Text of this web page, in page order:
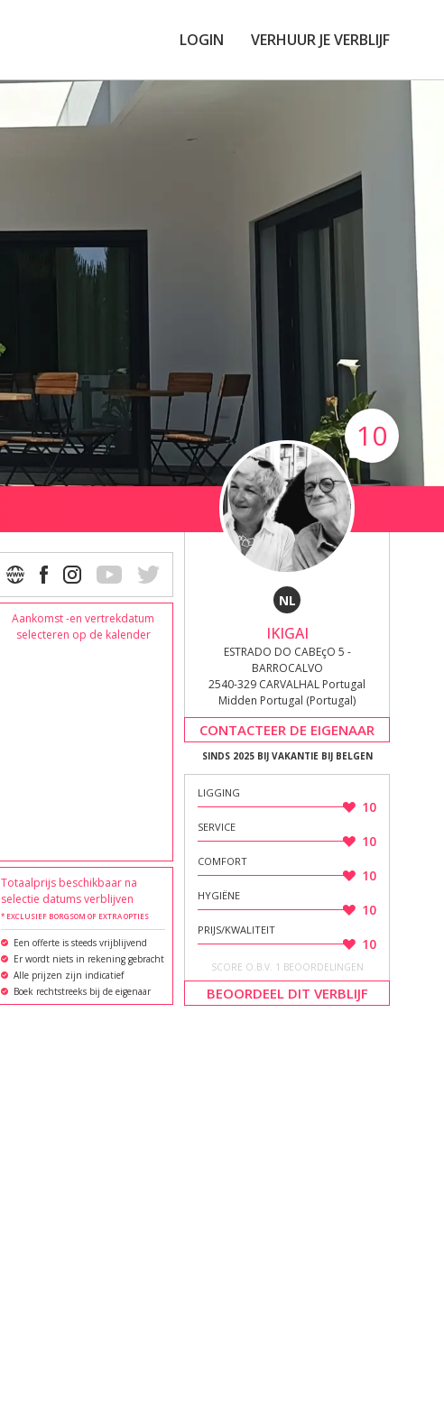
LOGIN VERHUUR JE VERBLIJF
Aankomst -en vertrekdatum
selecteren op de kalender
Totaalprijs beschikbaar na
selectie datums verblijven
* EXCLUSIEF BORGSOM OF EXTRA OPTIES
Een offerte is steeds vrijblijvend
Er wordt niets in rekening gebracht
Alle prijzen zijn indicatief
Boek rechtstreeks bij de eigenaar
10
NL
IKIGAI
ESTRADO DO CABEçO 5 -
BARROCALVO
2540-329 CARVALHAL Portugal
Midden Portugal (Portugal)
CONTACTEER DE EIGENAAR
SINDS 2025 BIJ VAKANTIE BIJ BELGEN
LIGGING
10
SERVICE
10
COMFORT
10
HYGIËNE
10
PRIJS/KWALITEIT
10
SCORE O.B.V. 1 BEOORDELINGEN
BEOORDEEL DIT VERBLIJF